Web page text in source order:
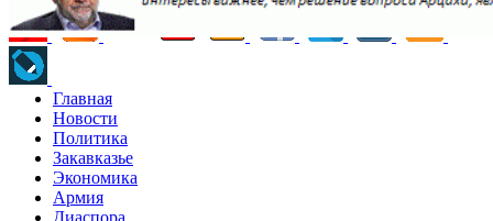
Главная
Новости
Политика
Закавказье
Экономика
Армия
Диаспора